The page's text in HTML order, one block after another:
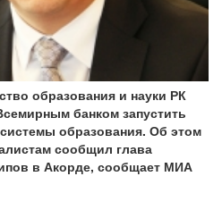
образования и науки РК
банком запустить
образования. Об этом
сообщил глава
в Акорде, сообщает МИА